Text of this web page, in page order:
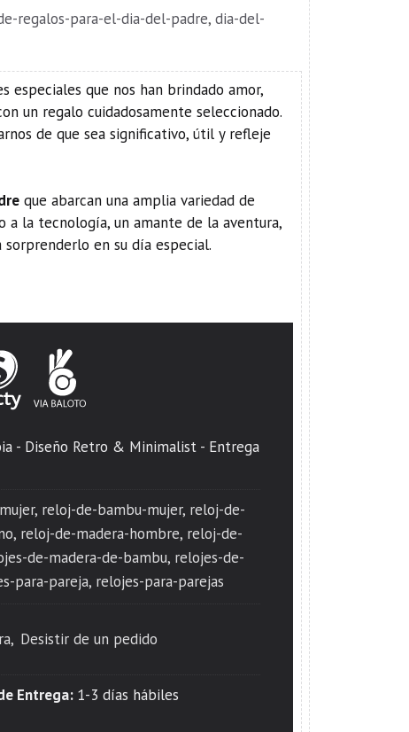
regalos-para-el-dia-del-padre, dia-del-
especiales que nos han brindado amor,
un regalo cuidadosamente seleccionado.
de que sea significativo, útil y refleje
que abarcan una amplia variedad de
a la tecnología, un amante de la aventura,
en su día especial.
- Diseño Retro & Minimalist - Entrega
reloj-de-bambu-mujer reloj-de-
reloj-de-madera-hombre reloj-de-
de-madera-de-bambu relojes-de-
para-pareja relojes-para-parejas
Desistir de un pedido
Entrega: 1-3 días hábiles